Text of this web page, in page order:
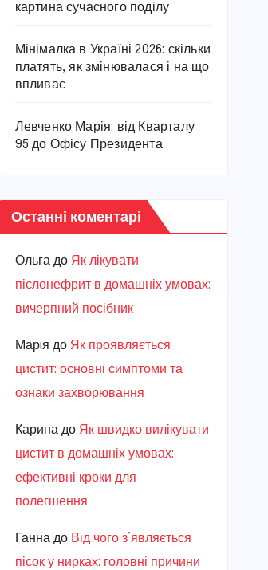
картина сучасного поділу
Мінімалка в Україні 2026: скільки
платять, як змінювалася і на що
впливає
Левченко Марія: від Кварталу
95 до Офісу Президента
Останні коментарі
Ольгадо Як лікувати
пієлонефрит в домашніх умовах:
вичерпний посібник
Марiя до Як проявляється
цистит: основні симптоми та
ознаки захворювання
Каринадо Як швидко вилікувати
цистит в домашніх умовах:
ефективні кроки для
полегшення
Ганнадо Від чого з’являється
пісок у нирках: головні причини